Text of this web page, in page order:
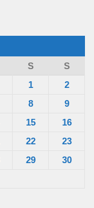
S
S
1
2
8
9
15
16
22
23
29
30